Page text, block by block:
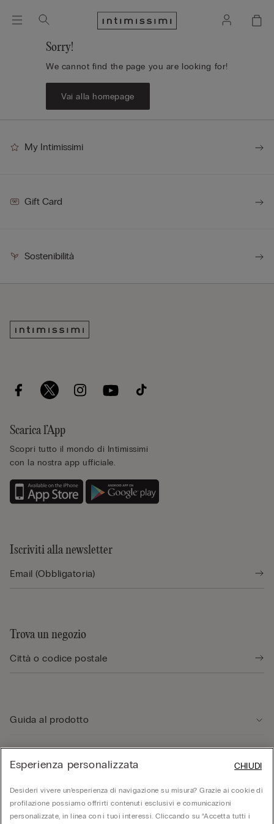
Sorry!
We cannot find the page you are looking for!
Vai alla homepage
My Intimissimi
Gift Card
Sostenibilità
Scarica l’App
Scopri tutto il mondo di Intimissimi
con la nostra app ufficiale.
Iscriviti alla newsletter
Trova un negozio
Guida al prodotto
Area Legale
Esperienza personalizzata
Desideri vivere un’esperienza di navigazione su misura? Grazie ai cookie di
profilazione possiamo offrirti contenuti esclusivi e comunicazioni
personalizzate, in linea con i tuoi interessi. Cliccando su “Accetta tutti i
CHIUDI